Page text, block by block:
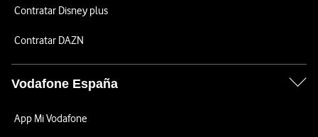
Contratar Disney plus
Contratar DAZN
Vodafone España
App Mi Vodafone